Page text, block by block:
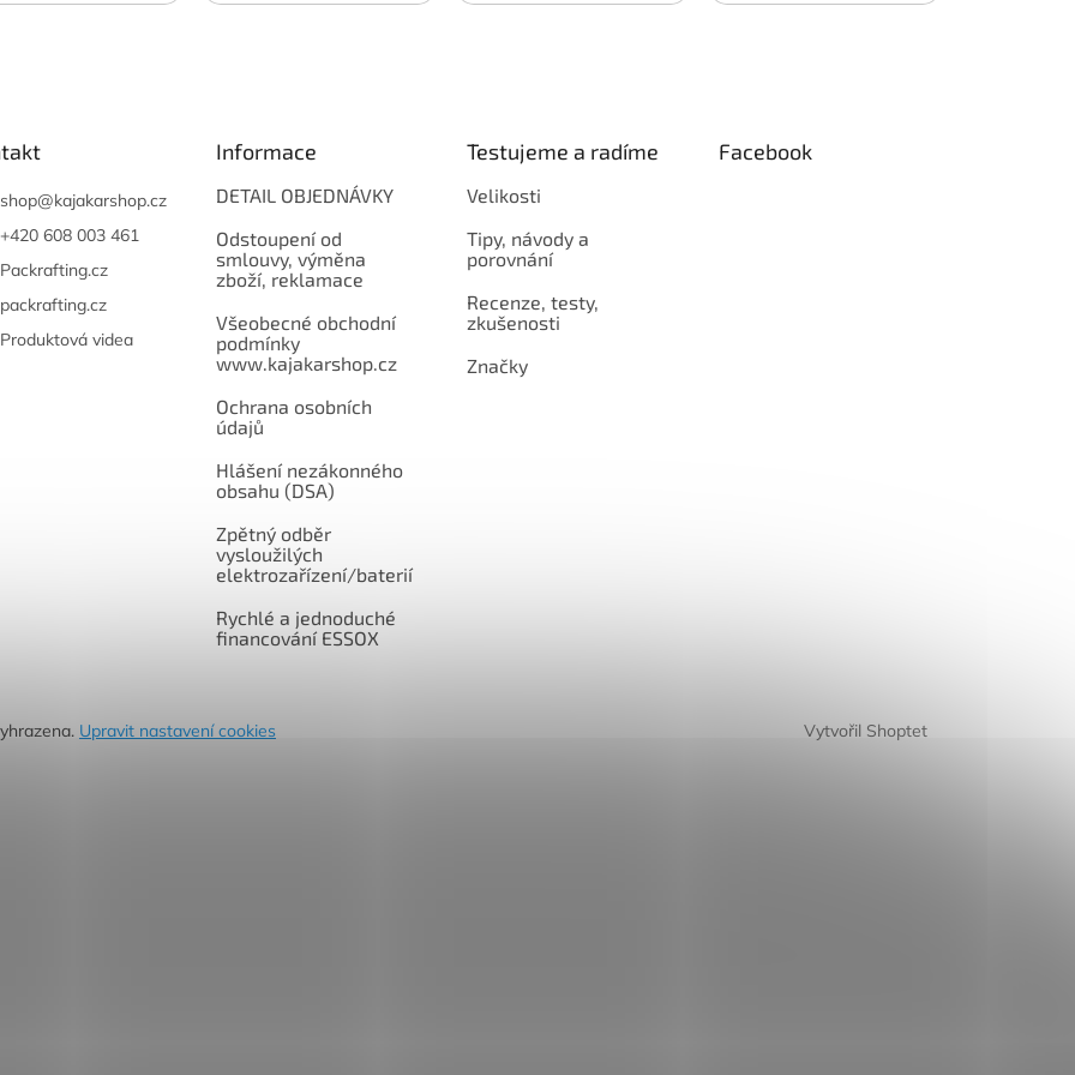
shop@kajakarshop.cz
+420 608 003 461
Packrafting.cz
packrafting.cz
Produktová videa
Informace
DETAIL OBJEDNÁVKY
Odstoupení od
smlouvy, výměna
zboží, reklamace
Všeobecné obchodní
podmínky
www.kajakarshop.cz
Ochrana osobních
údajů
Hlášení nezákonného
obsahu (DSA)
Zpětný odběr
vysloužilých
elektrozařízení/baterií
Rychlé a jednoduché
financování ESSOX
Testujeme a radíme
Velikosti
Tipy, návody a
porovnání
Recenze, testy,
zkušenosti
Značky
Facebook
Vytvořil Shoptet
Upravit nastavení cookies